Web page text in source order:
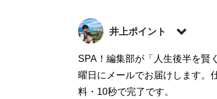
井上ポイント
1983年、東京都生まれ。早稲田
通するお笑い芸人。著書に『お
グ」、ユーチューブ「
SPA！編集部が「人生後半を賢
曜日にメールでお届けします。
料・10秒で完了です。